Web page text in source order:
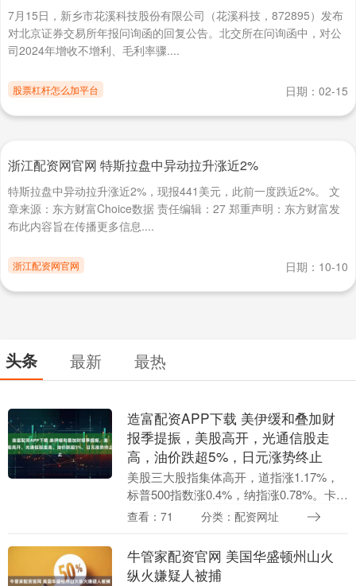
7月15日，新乡市花溪科技股份有限公司（花溪科技，872895）发布
对北京证券交易所年报问询函的回复公告。北交所在问询函中，对公
司2024年增收不增利、毛利率骤....
股票杠杆怎么加平台 日期：02-15
浙江配资网官网 特斯拉盘中异动拉升涨近2%
特斯拉盘中异动拉升涨近2%，现报441美元，此前一度跌近2%。 文
章来源：东方财富Choice数据 责任编辑：27 郑重声明：东方财富发
布此内容旨在传播更多信息....
浙江配资网官网 日期：10-10
头条 最新 最热
造富配资APP下载 美伊缓和叠加财
报季提振，美股高开，光通信股走
高，油价跌超5%，日元涨势终止
美股三大股指集体高开，道指涨1.17%，
标普500指数涨0.4%，纳指涨0.78%。卡特
彼勒上涨12%，创2022年10月以来最大单
查看：71 分类：配资网址
牛管家配资官网 美国华盛顿州山火
纵火嫌疑人被捕